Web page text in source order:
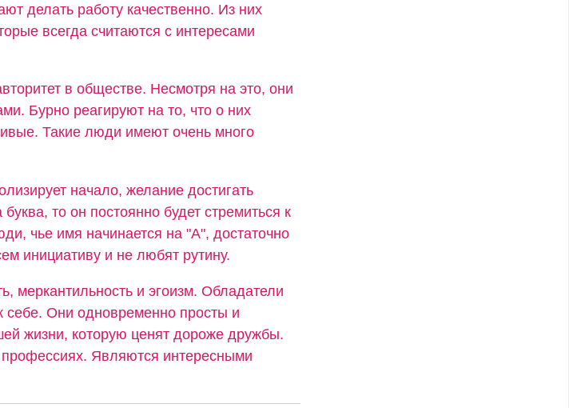
делать работу качественно. Из них
всегда считаются с интересами
в обществе. Несмотря на это, они
Бурно реагируют на то, что о них
Такие люди имеют очень много
начало, желание достигать
то он постоянно будет стремиться к
чье имя начинается на "А", достаточно
инициативу и не любят рутину.
меркантильность и эгоизм. Обладатели
себе. Они одновременно просты и
жизни, которую ценят дороже дружбы.
Являются интересными